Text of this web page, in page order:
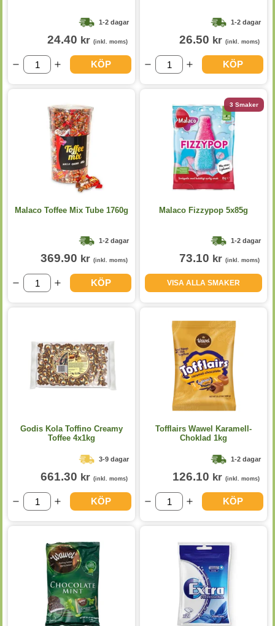
1-2 dagar
24.40 kr (inkl. moms)
KÖP
1-2 dagar
26.50 kr (inkl. moms)
KÖP
Malaco Toffee Mix Tube 1760g
1-2 dagar
369.90 kr (inkl. moms)
KÖP
3 Smaker
Malaco Fizzypop 5x85g
1-2 dagar
73.10 kr (inkl. moms)
VISA ALLA SMAKER
Godis Kola Toffino Creamy
Toffee 4x1kg
3-9 dagar
661.30 kr (inkl. moms)
KÖP
Tofflairs Wawel Karamell-
Choklad 1kg
1-2 dagar
126.10 kr (inkl. moms)
KÖP